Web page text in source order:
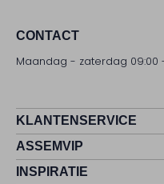
CONTACT
Maandag - zaterdag 09:00
KLANTENSERVICE
ASSEMVIP
INSPIRATIE